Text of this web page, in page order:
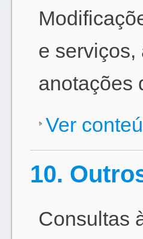
e serviços,
anotações
Ver
10.
Consultas